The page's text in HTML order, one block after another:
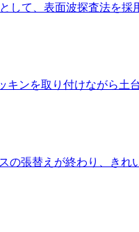
して、表面波探査法を採
ンを取り付けながら土
張替えが終わり、きれ